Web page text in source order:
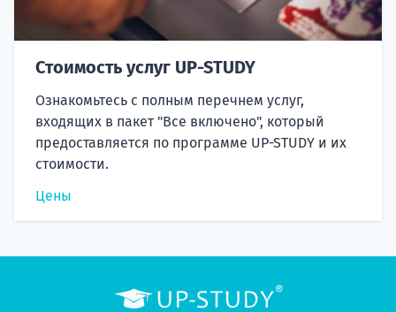
Стоимость услуг UP-STUDY
Ознакомьтесь с полным перечнем услуг,
входящих в пакет "Все включено", который
предоставляется по программе UP-STUDY и их
стоимости.
Цены